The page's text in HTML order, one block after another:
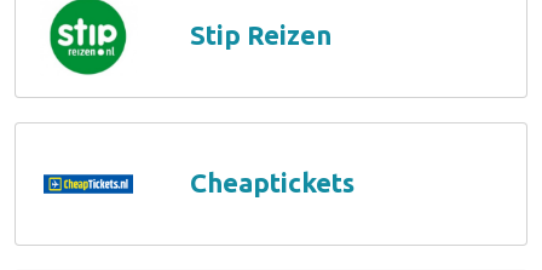
Stip Reizen
Cheaptickets